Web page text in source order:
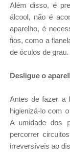
Além disso, é
álcool, não é
aparelho, é
fios, como a
de óculos de grau.
Desligue o
Antes de fazer a
higienizá-lo com
A umidade dos
percorrer
irreversíveis ao